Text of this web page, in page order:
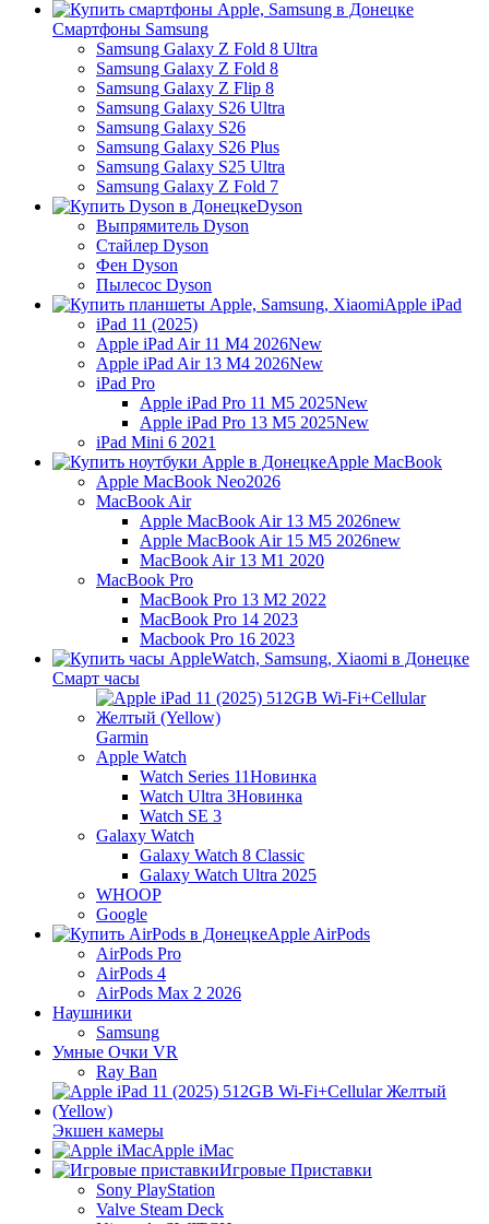
Смартфоны Samsung
Samsung Galaxy Z Fold 8 Ultra
Samsung Galaxy Z Fold 8
Samsung Galaxy Z Flip 8
Samsung Galaxy S26 Ultra
Samsung Galaxy S26
Samsung Galaxy S26 Plus
Samsung Galaxy S25 Ultra
Samsung Galaxy Z Fold 7
Dyson
Выпрямитель Dyson
Стайлер Dyson
Фен Dyson
Пылесос Dyson
Apple iPad
iPad 11 (2025)
Apple iPad Air 11 M4 2026New
Apple iPad Air 13 M4 2026New
iPad Pro
Apple iPad Pro 11 M5 2025New
Apple iPad Pro 13 M5 2025New
iPad Mini 6 2021
Apple MacBook
Apple MacBook Neo2026
MacBook Air
Apple MacBook Air 13 M5 2026new
Apple MacBook Air 15 M5 2026new
MacBook Air 13 M1 2020
MacBook Pro
MacBook Pro 13 M2 2022
MacBook Pro 14 2023
Macbook Pro 16 2023
Смарт часы
Garmin
Apple Watch
Watch Series 11Новинка
Watch Ultra 3Новинка
Watch SE 3
Galaxy Watch
Galaxy Watch 8 Classic
Galaxy Watch Ultra 2025
WHOOP
Google
Apple AirPods
AirPods Pro
AirPods 4
AirPods Max 2 2026
Наушники
Samsung
Умные Очки VR
Ray Ban
Экшен камеры
Apple iMac
Игровые Приставки
Sony PlayStation
Valve Steam Deck